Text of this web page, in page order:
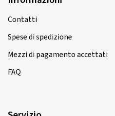
Contatti
Spese di spedizione
Mezzi di pagamento accettati
FAQ